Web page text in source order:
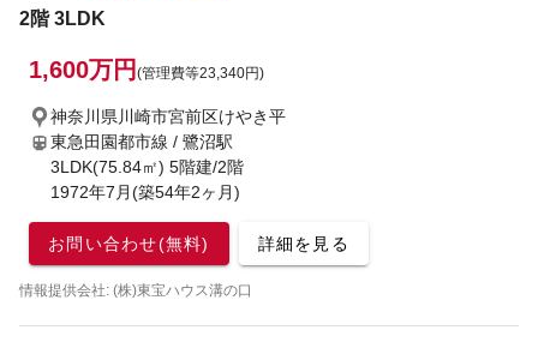
2階 3LDK
1,600万円 (管理費等23,340円)
神奈川県川崎市宮前区けやき平
東急田園都市線 / 鷺沼駅
3LDK(75.84㎡) 5階建/2階
1972年7月(築54年2ヶ月)
お問い合わせ(無料) 詳細を見る
情報提供会社: (株)東宝ハウス溝の口